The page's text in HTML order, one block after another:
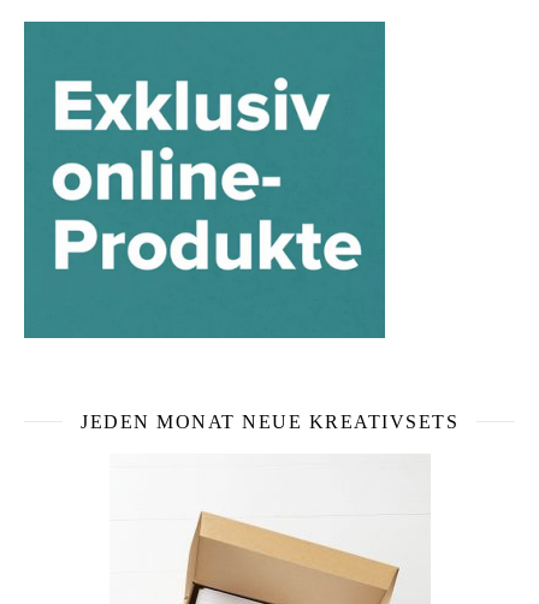
JEDEN MONAT NEUE KREATIVSETS